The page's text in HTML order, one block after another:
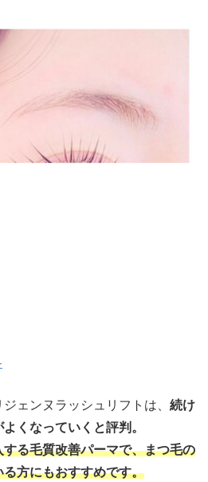
ェンヌラッシュリフトは、 続け
くなっていくと評判。
る毛質改善パーマで、まつ毛の
方にもおすすめです。